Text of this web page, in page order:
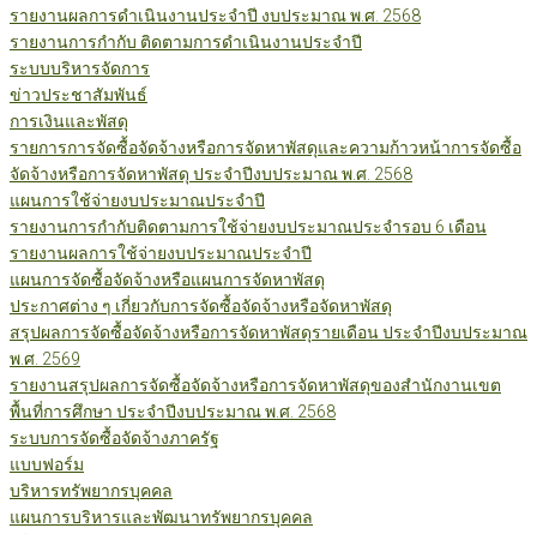
รายงานผลการดำเนินงานประจำปี งบประมาณ พ.ศ. 2568
รายงานการกำกับ ติดตามการดำเนินงานประจำปี
ระบบบริหารจัดการ
ข่าวประชาสัมพันธ์
การเงินและพัสดุ
รายการการจัดซื้อจัดจ้างหรือการจัดหาพัสดุและความก้าวหน้าการจัดซื้อ
จัดจ้างหรือการจัดหาพัสดุ ประจำปีงบประมาณ พ.ศ. 2568
แผนการใช้จ่ายงบประมาณประจำปี
รายงานการกำกับติดตามการใช้จ่ายงบประมาณประจำรอบ 6 เดือน
รายงานผลการใช้จ่ายงบประมาณประจำปี
แผนการจัดซื้อจัดจ้างหรือแผนการจัดหาพัสดุ
ประกาศต่าง ๆ เกี่ยวกับการจัดซื้อจัดจ้างหรือจัดหาพัสดุ
สรุปผลการจัดซื้อจัดจ้างหรือการจัดหาพัสดุรายเดือน ประจำปีงบประมาณ
พ.ศ. 2569
รายงานสรุปผลการจัดซื้อจัดจ้างหรือการจัดหาพัสดุของสำนักงานเขต
พื้นที่การศึกษา ประจำปีงบประมาณ พ.ศ. 2568
ระบบการจัดซื้อจัดจ้างภาครัฐ
แบบฟอร์ม
บริหารทรัพยากรบุคคล
แผนการบริหารและพัฒนาทรัพยากรบุคคล